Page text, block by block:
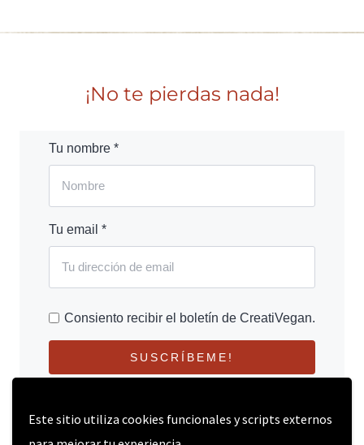
Este sitio utiliza cookies funcionales y scripts externos
¡No te pierdas nada!
Tu nombre *
Tu email *
Consiento recibir el boletín de CreatiVegan.
SUSCRÍBEME!